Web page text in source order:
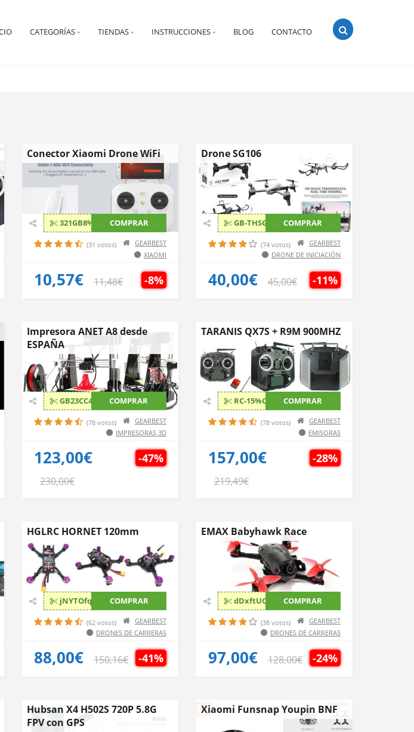
CATEGORÍAS TIENDAS INSTRUCCIONES BLOG CONTACTO
Conector Xiaomi Drone WiFi
321GB8%OFF COMPRAR
(31 votos)
GEARBEST
XIAOMI
-8%
10,57€ 11,48€
Drone SG106
GB-THSG106 COMPRAR
(74 votos)
GEARBEST
DRONE DE INICIACIÓN
-11%
40,00€ 45,00€
Impresora ANET A8 desde
ESPAÑA
GB23CC4 COMPRAR
(78 votos)
GEARBEST
IMPRESORAS 3D
-47%
123,00€
230,00€
TARANIS QX7S + R9M 900MHZ
RC-15%OFF COMPRAR
(78 votos)
GEARBEST
EMISORAS
-28%
157,00€
219,49€
HGLRC HORNET 120mm
jNYTOfqm COMPRAR
(62 votos)
GEARBEST
DRONES DE CARRERAS
-41%
88,00€ 150,16€
EMAX Babyhawk Race
dDxftUQi COMPRAR
(38 votos)
GEARBEST
DRONES DE CARRERAS
-24%
97,00€ 128,00€
Hubsan X4 H502S 720P 5.8G
FPV con GPS
Xiaomi Funsnap Youpin BNF